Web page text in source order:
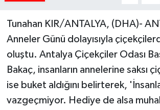
Tunahan KIR/ANTALYA, (DHA)-
Anneler Günü dolayısıyla
oluştu. Antalya Çiçekçiler Odası
Bakaç, insanların annelerine saksı
ise buket aldığını belirterek,
vazgeçmiyor. Hediye de alsa